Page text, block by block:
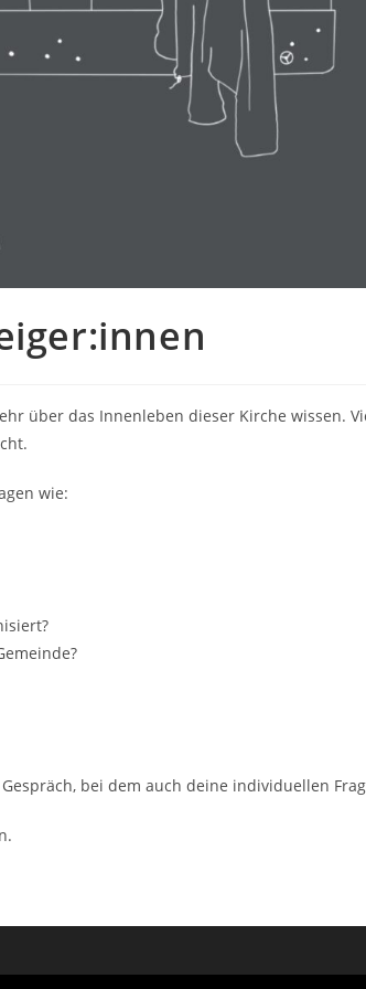
über das Innenleben dieser Kirche wissen.
wie:
bei dem auch deine individuellen